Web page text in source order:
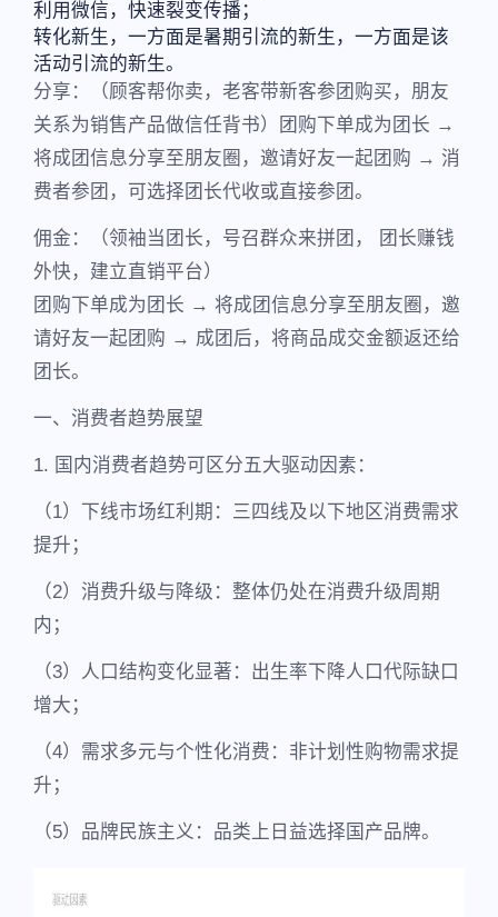
利用微信，快速裂变传播；
转化新生，一方面是暑期引流的新生，一方面是该
活动引流的新生。
分享：（顾客帮你卖，老客带新客参团购买，朋友
关系为销售产品做信任背书）团购下单成为团长 →
将成团信息分享至朋友圈，邀请好友一起团购 → 消
费者参团，可选择团长代收或直接参团。
佣金：（领袖当团长，号召群众来拼团， 团长赚钱
外快，建立直销平台）
团购下单成为团长 → 将成团信息分享至朋友圈，邀
请好友一起团购 → 成团后，将商品成交金额返还给
团长。
一、消费者趋势展望
1. 国内消费者趋势可区分五大驱动因素：
（1）下线市场红利期：三四线及以下地区消费需求
提升；
（2）消费升级与降级：整体仍处在消费升级周期
内；
（3）人口结构变化显著：出生率下降人口代际缺口
增大；
（4）需求多元与个性化消费：非计划性购物需求提
升；
（5）品牌民族主义：品类上日益选择国产品牌。